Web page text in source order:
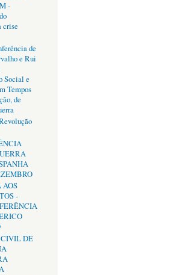
-
crise
de
e Rui
Social e
Tempos
de
AOS
-
DE